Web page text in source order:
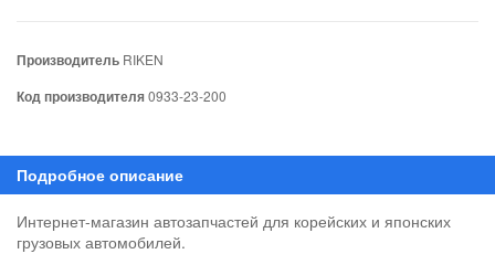
Производитель RIKEN
Код производителя0933-23-200
Интернет-магазин автозапчастей для корейских и японских
грузовых автомобилей.